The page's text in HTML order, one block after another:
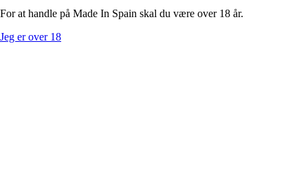
For at handle på Made In Spain skal du være over 18 år.
Jeg er over 18